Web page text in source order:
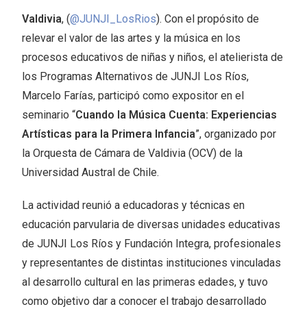
Valdivia, (@JUNJI_LosRios). Con el propósito de
relevar el valor de las artes y la música en los
procesos educativos de niñas y niños, el atelierista de
los Programas Alternativos de JUNJI Los Ríos,
Marcelo Farías, participó como expositor en el
seminario “Cuando la Música Cuenta: Experiencias
Artísticas para la Primera Infancia”, organizado por
la Orquesta de Cámara de Valdivia (OCV) de la
Universidad Austral de Chile.
La actividad reunió a educadoras y técnicas en
educación parvularia de diversas unidades educativas
de JUNJI Los Ríos y Fundación Integra, profesionales
y representantes de distintas instituciones vinculadas
al desarrollo cultural en las primeras edades, y tuvo
como objetivo dar a conocer el trabajo desarrollado